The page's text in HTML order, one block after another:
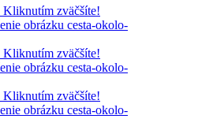
Kliknutím zväčšíte!
Kliknutím zväčšíte!
Kliknutím zväčšíte!